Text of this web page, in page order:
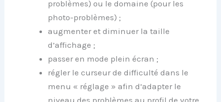
problèmes) ou le domaine (pour les
photo-problèmes) ;
augmenter et diminuer la taille
d’affichage ;
passer en mode plein écran ;
régler le curseur de difficulté dans le
menu « réglage » afin d’adapter le
niveau des problèmes au profil de votre